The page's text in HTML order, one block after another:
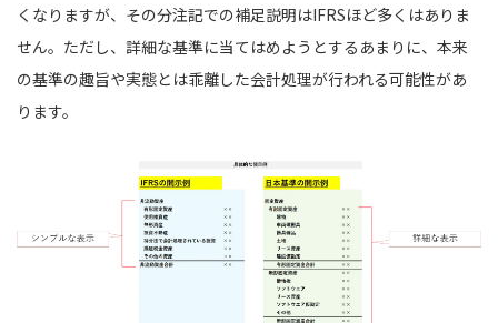
くなりますが、その分注記での補足説明はIFRSほど多くはありま
せん。ただし、詳細な基準に当てはめようとするあまりに、本来
の基準の趣旨や実態とは乖離した会計処理が行われる可能性があ
ります。